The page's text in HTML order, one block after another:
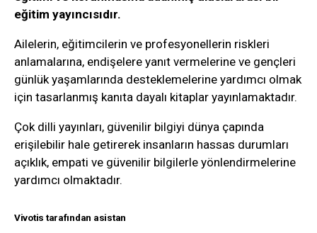
eğitim yayıncısıdır.
Ailelerin, eğitimcilerin ve profesyonellerin riskleri
anlamalarına, endişelere yanıt vermelerine ve gençleri
günlük yaşamlarında desteklemelerine yardımcı olmak
için tasarlanmış kanıta dayalı kitaplar yayınlamaktadır.
Çok dilli yayınları, güvenilir bilgiyi dünya çapında
erişilebilir hale getirerek insanların hassas durumları
açıklık, empati ve güvenilir bilgilerle yönlendirmelerine
yardımcı olmaktadır.
Vivotis tarafından asistan